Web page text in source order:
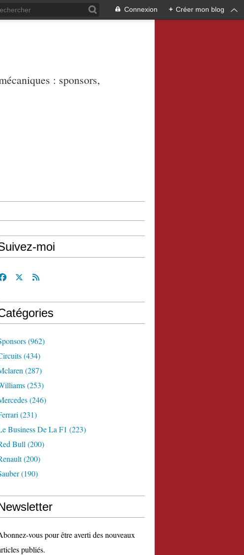
Connexion + Créer mon blog
: sponsors,
moi
(962)
(434)
(287)
(253)
(246)
(231)
Business De La F1 (223)
Bull (200)
(200)
(190)
vous pour être averti des nouveaux
publiés.